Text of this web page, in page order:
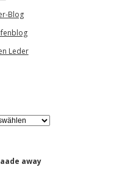
Blog
Leder
away